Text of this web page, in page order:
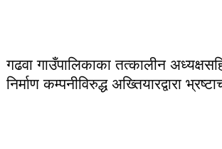
गढवा गाउँपालिकाका तत्कालीन
निर्माण कम्पनीविरुद्ध अख्तियारद्वारा